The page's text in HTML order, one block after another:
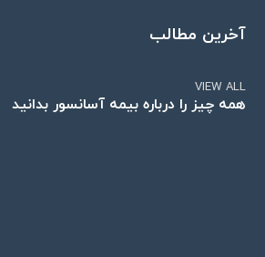
آخرین مطالب
VIEW ALL
همه چیز را درباره بیمه آسانسور بدانید